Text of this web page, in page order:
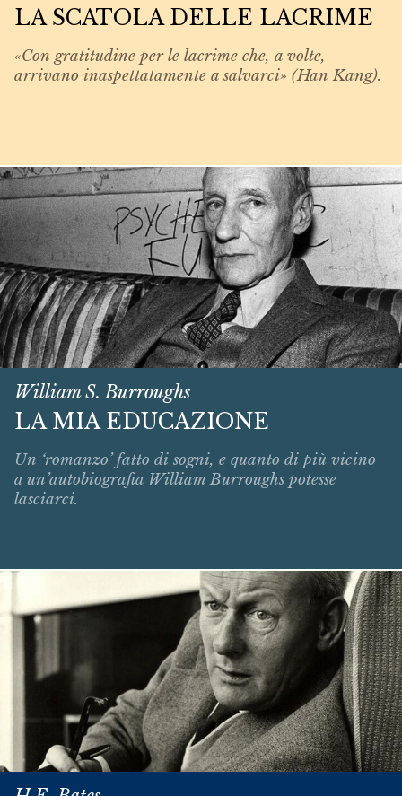
LA SCATOLA DELLE LACRIME
«Con gratitudine per le lacrime che, a volte,
arrivano inaspettatamente a salvarci» (Han Kang).
William S. Burroughs
LA MIA EDUCAZIONE
Un ‘romanzo’ fatto di sogni, e quanto di più vicino
a un’autobiografia William Burroughs potesse
lasciarci.